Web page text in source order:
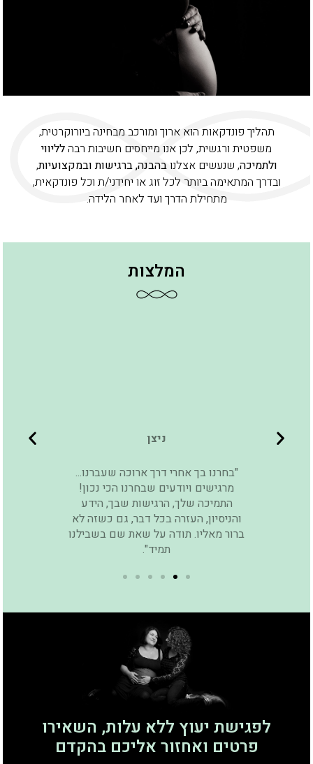
תהליך פונדקאות הוא ארוך ומורכב מבחינה ביורוקרטית,
משפטית ורגשית, לכן אנו מייחסים חשיבות רבהלליווי
ולתמיכה, שנעשים אצלנובהבנה, ברגישות ובמקצועיות,
ובדרך המתאימה ביותר לכל זוג או יחידני/ת וכל פונדקאית,
מתחילת הדרך ועד לאחר הלידה.
המלצות
והניסיון, העזרה בכל דבר, גם כשזה לא
תמיד".
אורי וסיגל ל.
לפגישת יעוץ ללא עלות, השאירו
פרטים ואחזור אליכם בהקדם